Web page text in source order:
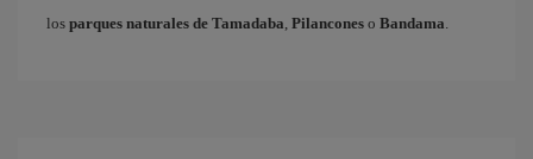
los parques naturales de Tamadaba, Pilancones o Bandama.